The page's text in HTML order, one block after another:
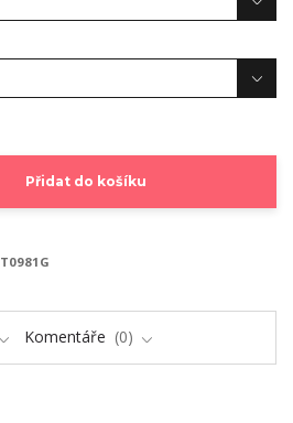
Přidat do košíku
T0981G
Komentáře 0